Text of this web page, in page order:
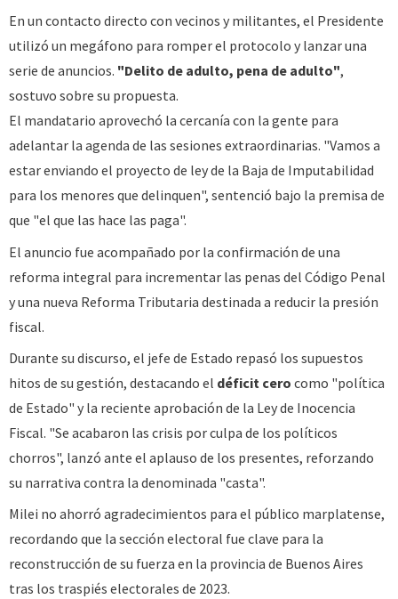
En un contacto directo con vecinos y militantes, el Presidente
utilizó un megáfono para romper el protocolo y lanzar una
serie de anuncios. "Delito de adulto, pena de adulto",
sostuvo sobre su propuesta.
El mandatario aprovechó la cercanía con la gente para
adelantar la agenda de las sesiones extraordinarias. "Vamos a
estar enviando el proyecto de ley de la Baja de Imputabilidad
para los menores que delinquen", sentenció bajo la premisa de
que "el que las hace las paga".
El anuncio fue acompañado por la confirmación de una
reforma integral para incrementar las penas del Código Penal
y una nueva Reforma Tributaria destinada a reducir la presión
fiscal.
Durante su discurso, el jefe de Estado repasó los supuestos
hitos de su gestión, destacando el déficit cero como "política
de Estado" y la reciente aprobación de la Ley de Inocencia
Fiscal. "Se acabaron las crisis por culpa de los políticos
chorros", lanzó ante el aplauso de los presentes, reforzando
su narrativa contra la denominada "casta".
Milei no ahorró agradecimientos para el público marplatense,
recordando que la sección electoral fue clave para la
reconstrucción de su fuerza en la provincia de Buenos Aires
tras los traspiés electorales de 2023.